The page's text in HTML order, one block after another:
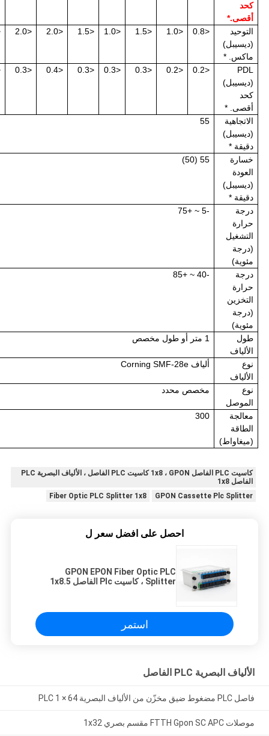
كحد
أقصى.*
التوحيد
(ديسيبل)
ماكس. *
<0.8
<1.0
<1.5
<1.0
<1.5
<2.0
<2.0
PDL
(ديسيبل)
كحد
أقصى. *
<0.2
<0.2
<0.3
<0.3
<0.3
<0.4
<0.3
الاتجاهية
(ديسيبل)
دقيقة *
55
خسارة
العودة
(ديسيبل)
دقيقة *
55 (50)
درجة
حرارة
التشغيل
(درجة
مئوية)
-5 ~ +75
درجة
حرارة
التخزين
(درجة
مئوية)
-40 ~ +85
طول
الألياف
1 متر أو طول مخصص
نوع
الألياف
ألياف Corning SMF-28e
نوع
الموصل
مخصص محدد
معالجة
الطاقة
(ميغاواط)
300
كاسيت PLC الفاصل 1x8 ، GPON كاسيت PLC الفاصل ، الألياف البصرية PLC
الفاصل 1x8
GPON Cassette Plc Splitter
Fiber Optic PLC Splitter 1x8
احصل على افضل سعر ل
GPON EPON Fiber Optic PLC
Splitter ، كاسيت Plc الفاصل 1x8.5
استمر
الألياف البصرية PLC الفاصل
فاصل PLC مضغوط ضيق مخزّن من الألياف البصرية PLC 1 × 64
موصلات FTTH Gpon SC APC مقسم بصري 1x32